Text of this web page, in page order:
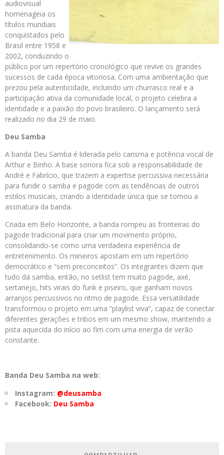
audiovisual
homenageia os
títulos mundiais
conquistados pelo
Brasil entre 1958 e
2002, conduzindo o
público por um repertório cronológico que revive os grandes
sucessos de cada época vitoriosa. Com uma ambientação que
prezou pela autenticidade, incluindo um churrasco real e a
participação ativa da comunidade local, o projeto celebra a
identidade e a paixão do povo brasileiro. O lançamento será
realizado no dia 29 de maio.
Deu Samba
A banda Deu Samba é liderada pelo carisma e potência vocal de
Arthur e Binho. A base sonora fica sob a responsabilidade de
André e Fabrício, que trazem a expertise percussiva necessária
para fundir o samba e pagode com as tendências de outros
estilos musicais, criando a identidade única que se tornou a
assinatura da banda.
Criada em Belo Horizonte, a banda rompeu as fronteiras do
pagode tradicional para criar um movimento próprio,
consolidando-se como uma verdadeira experiência de
entretenimento. Os mineiros apostam em um repertório
democrático e “sem preconceitos”. Os integrantes dizem que
tudo dá samba, então, no setlist tem muito pagode, axé,
sertanejo, hits virais do funk e piseiro, que ganham novos
arranjos percussivos no ritmo de pagode. Essa versatilidade
transformou o projeto em uma “playlist viva”, capaz de conectar
diferentes gerações e tribos em um mesmo show, mantendo a
pista aquecida do início ao fim com uma energia de verão
constante.
Banda Deu Samba na web:
Instagram: @deusamba
Facebook: Deu Samba